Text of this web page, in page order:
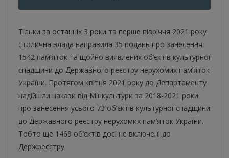
Тільки за останніх 3 роки та перше півріччя 2021 року
столична влада направила 35 подань про занесення
1542 пам’яток та щойно виявлених об’єктів культурної
спадщини до Державного реєстру нерухомих пам’яток
України. Протягом квітня 2021 року до Департаменту
надійшли накази від Мінкультури за 2018-2021 роки
про занесення усього 73 об’єктів культурної спадщини
до Державного реєстру нерухомих пам’яток України.
Тобто ще 1469 об’єктів досі не включені до
Держреєстру.